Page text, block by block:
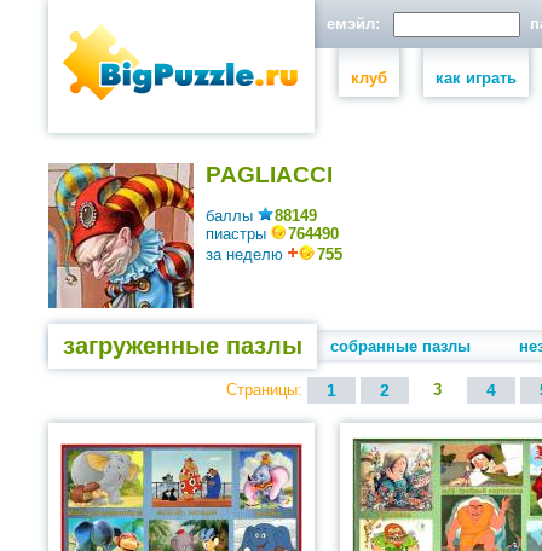
емэйл:
клуб как играть
PAGLIACCI
баллы
88149
пиастры
764490
за неделю
755
загруженные пазлы собранные пазлы
Страницы: 1 2 3 4